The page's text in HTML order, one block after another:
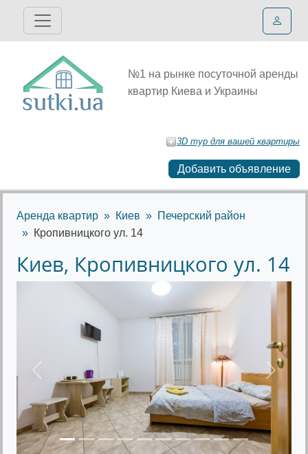
№1 на рынке посуточной аренды
квартир Киева и Украины
3D тур для вашей квартиры
Добавить объявление
Аренда квартир Киев
Печерский район
Кропивницкого ул. 14
Киев, Кропивницкого ул. 14
Предыдущее